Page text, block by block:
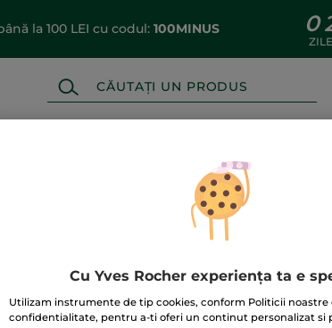
la 100 LEI cu codul: 100MINUS 0
ZILE
Cu Yves Rocher experiența ta e
Utilizam instrumente de tip cookies, conform Politicii noastre
confidentialitate, pentru a-ti oferi un continut personalizat si